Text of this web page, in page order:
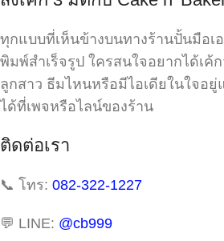
ทุกแบบที่เห็นข้างบนทางร้านปั้นมือเ
พิมพ์สำเร็จรูป ใครสนใจอยากได้เค้
ลูกสาว ธีมไหนหรือมีไอเดียในใจอ
ได้ที่เพจหรือไลน์ของร้าน
ติดต่อเรา
📞 โทร: 082-322-1227
💬 LINE: @cb999